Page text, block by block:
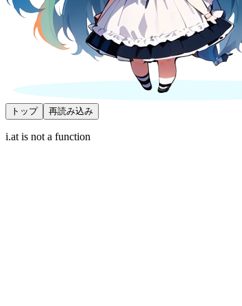
トップ 再読み込み
i.at is not a function